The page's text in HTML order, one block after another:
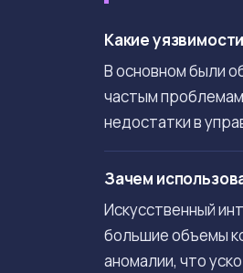
Какие
В основном были
частым
недостатки в
Зачем
Искусственный
большие объемы
аномалии, что